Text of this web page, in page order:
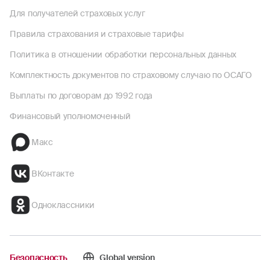
Для получателей страховых услуг
Правила страхования и страховые тарифы
Политика в отношении обработки персональных данных
Комплектность документов по страховому случаю по ОСАГО
Выплаты по договорам до 1992 года
Финансовый уполномоченный
Макс
ВКонтакте
Одноклассники
Безопасность Global version